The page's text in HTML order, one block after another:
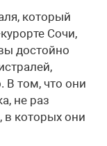
который
Сочи,
достойно
В том, что они
не раз
в которых они